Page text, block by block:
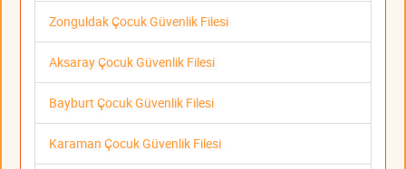
Zonguldak Çocuk Güvenlik Filesi
Aksaray Çocuk Güvenlik Filesi
Bayburt Çocuk Güvenlik Filesi
Karaman Çocuk Güvenlik Filesi